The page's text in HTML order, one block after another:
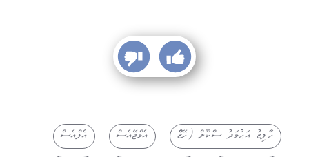
ހާފިޒު އަޙުމަދު ސްކޫލް (ހޭޒްް އެމްޖޭއެސް
އެފްއެސް